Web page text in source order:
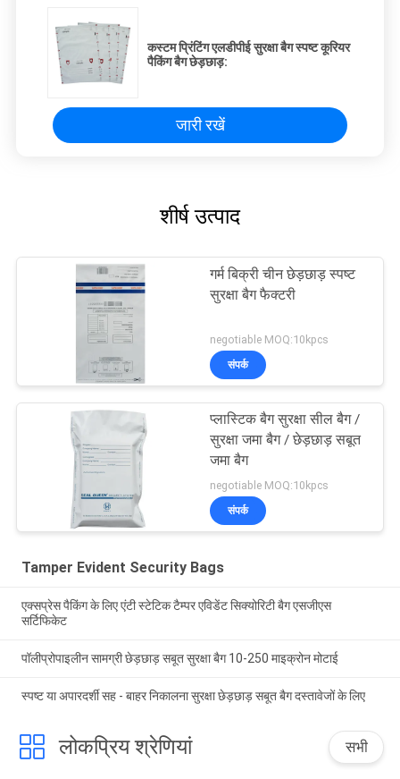
कस्टम प्रिंटिंग एलडीपीई सुरक्षा बैग स्पष्ट कूरियर
पैकिंग बैग छेड़छाड़:
जारी रखें
शीर्ष उत्पाद
गर्म बिक्री चीन छेड़छाड़ स्पष्ट
सुरक्षा बैग फैक्टरी
negotiable MOQ:10kpcs
संपर्क
प्लास्टिक बैग सुरक्षा सील बैग /
सुरक्षा जमा बैग / छेड़छाड़ सबूत
जमा बैग
negotiable MOQ:10kpcs
संपर्क
Tamper Evident Security Bags
एक्सप्रेस पैकिंग के लिए एंटी स्टेटिक टैम्पर एविडेंट सिक्योरिटी बैग एसजीएस
सर्टिफिकेट
पॉलीप्रोपाइलीन सामग्री छेड़छाड़ सबूत सुरक्षा बैग 10-250 माइक्रोन मोटाई
स्पष्ट या अपारदर्शी सह - बाहर निकालना सुरक्षा छेड़छाड़ सबूत बैग दस्तावेजों के लिए
लोकप्रिय श्रेणियां सभी